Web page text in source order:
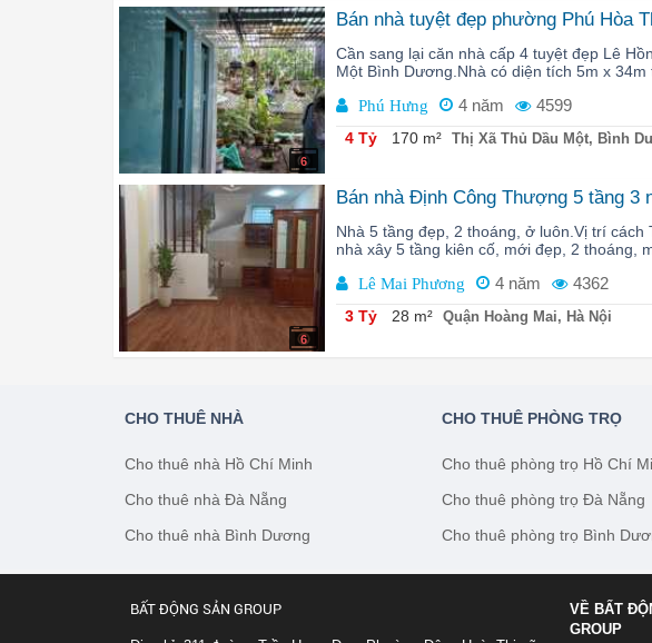
6
Bán nhà tuyệt đẹp phường Phú Hòa
Cần sang lại căn nhà cấp 4 tuyệt đẹp Lê
Một Bình Dương.Nhà có diện tích 5m x 34m
Phú Hưng 4 năm 4599
4 Tỷ 170 m² Thị Xã Thủ Dầu Một, Bình
6
Bán nhà Định Công Thượng 5 tầng 3
Nhà 5 tầng đẹp, 2 thoáng, ở luôn.Vị trí cách
nhà xây 5 tầng kiên cố, mới đẹp, 2 thoáng,
Lê Mai Phương 4 năm 4362
3 Tỷ 28 m² Quận Hoàng Mai, Hà Nội
CHO THUÊ NHÀ
Cho thuê nhà Hồ Chí Minh
Cho thuê nhà Đà Nẵng
Cho thuê nhà Bình Dương
CHO THUÊ PHÒNG TRỌ
Cho thuê phòng trọ Hồ Chí
Cho thuê phòng trọ Đà Nẵng
Cho thuê phòng trọ Bình
BẤT ĐỘNG SẢN GROUP
VỀ BẤT
GROUP